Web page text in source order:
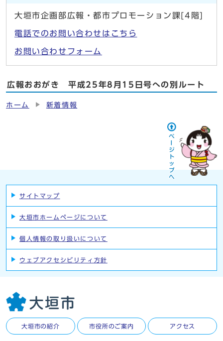
大垣市企画部広報・都市プロモーション課[4階]
電話でのお問い合わせはこちら
お問い合わせフォーム
広報おおがき 平成25年8月15日号への別ルート
ホーム 新着情報
サイトマップ
大垣市ホームページについて
個人情報の取り扱いについて
ウェブアクセシビリティ方針
大垣市の紹介 市役所のご案内 アクセス